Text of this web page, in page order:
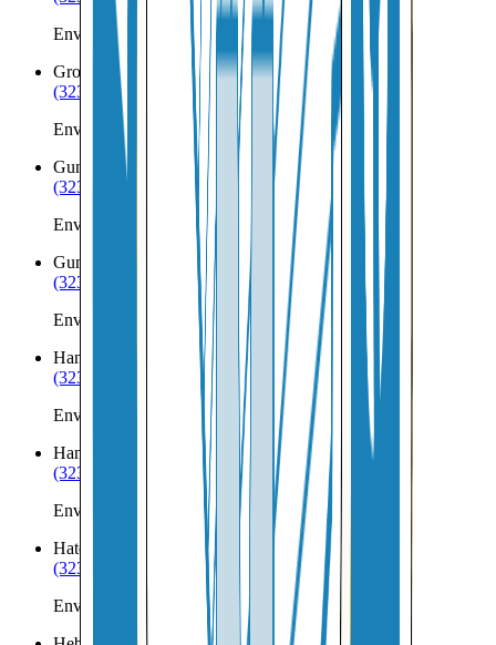
Envíos a Nicaragua desde Greenwich
Grouse Creek
(323) 953-8100
Envíos a Nicaragua desde Grouse Creek
Gunlock
UT
(323) 953-8100
Envíos a Nicaragua desde Gunlock
Gunnison
(323) 953-8100
Envíos a Nicaragua desde Gunnison
Hanksville
(323) 953-8100
Envíos a Nicaragua desde Hanksville
Hanna
(323) 953-8100
Envíos a Nicaragua desde Hanna
Hatch
(323) 953-8100
Envíos a Nicaragua desde Hatch